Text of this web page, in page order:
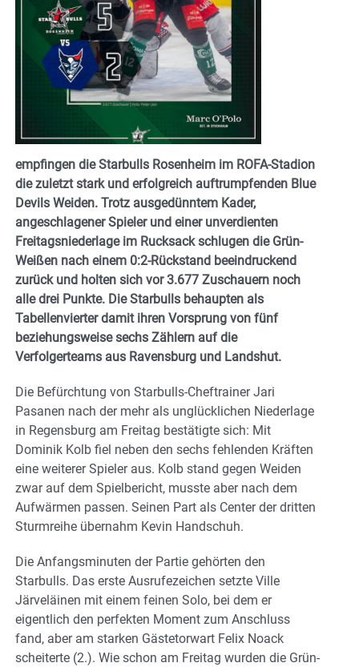
empfingen die Starbulls Rosenheim im ROFA-Stadion
die zuletzt stark und erfolgreich auftrumpfenden Blue
Devils Weiden. Trotz ausgedünntem Kader,
angeschlagener Spieler und einer unverdienten
Freitagsniederlage im Rucksack schlugen die Grün-
Weißen nach einem 0:2-Rückstand beeindruckend
zurück und holten sich vor 3.677 Zuschauern noch
alle drei Punkte. Die Starbulls behaupten als
Tabellenvierter damit ihren Vorsprung von fünf
beziehungsweise sechs Zählern auf die
Verfolgerteams aus Ravensburg und Landshut.
Die Befürchtung von Starbulls-Cheftrainer Jari
Pasanen nach der mehr als unglücklichen Niederlage
in Regensburg am Freitag bestätigte sich: Mit
Dominik Kolb fiel neben den sechs fehlenden Kräften
eine weiterer Spieler aus. Kolb stand gegen Weiden
zwar auf dem Spielbericht, musste aber nach dem
Aufwärmen passen. Seinen Part als Center der dritten
Sturmreihe übernahm Kevin Handschuh.
Die Anfangsminuten der Partie gehörten den
Starbulls. Das erste Ausrufezeichen setzte Ville
Järveläinen mit einem feinen Solo, bei dem er
eigentlich den perfekten Moment zum Anschluss
fand, aber am starken Gästetorwart Felix Noack
scheiterte (2.). Wie schon am Freitag wurden die Grün-